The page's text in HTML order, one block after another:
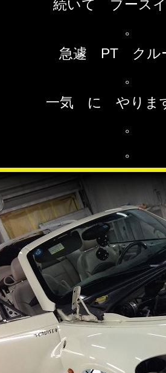
続いて ブース
。
急遽 PT クル
。
一気 に やりま
。
。